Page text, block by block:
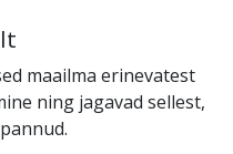
maailma erinevatest
ning jagavad sellest,